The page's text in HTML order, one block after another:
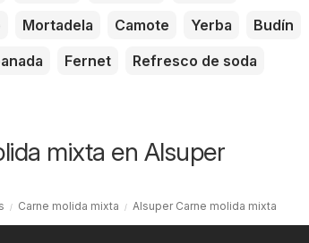
Mortadela Camote Yerba
Budín
Fernet
Refresco de soda
mixta en Alsuper
Carne molida mixta Alsuper Carne molida mixta